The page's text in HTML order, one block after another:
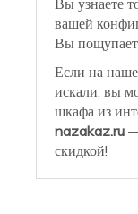
вашей
Вы
Если на
искали, вы
шкафа из
nazakaz.ru
скидкой!